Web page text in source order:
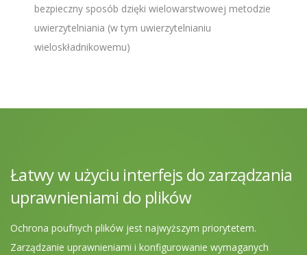
bezpieczny sposób dzięki wielowarstwowej metodzie
uwierzytelniania (w tym uwierzytelnianiu
wieloskładnikowemu)
Łatwy w użyciu interfejs do zarządzania
uprawnieniami do plików
Ochrona poufnych plików jest najwyższym priorytetem.
Zarządzanie uprawnieniami i konfigurowanie wymaganych